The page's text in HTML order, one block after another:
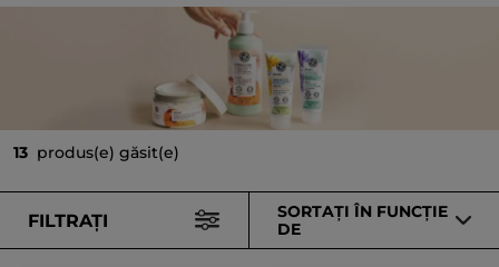
13 produs(e) găsit(e)
FILTRAȚI
SORTAȚI ÎN FUNCȚIE
DE